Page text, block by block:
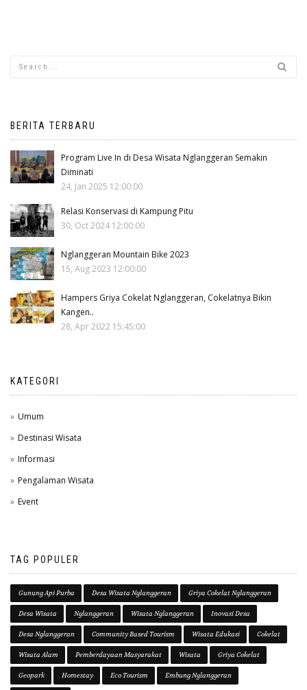
BERITA TERBARU
Program Live In di Desa Wisata Nglanggeran Semakin
Diminati
24, Jan 2025 12:00:00
Relasi Konservasi di Kampung Pitu
30, Oct 2024 12:00:00
Nglanggeran Mountain Bike 2023
15, Aug 2023 12:00:00
Hampers Griya Cokelat Nglanggeran, Cokelatnya Bikin
Kangen..
28, Apr 2022 15:45:00
KATEGORI
Umum
Destinasi Wisata
Informasi
Pengalaman Wisata
Event
TAG POPULER
Gunung Api Purba Desa Wisata Nglanggeran Griya Cokelat Nglanggeran
Desa Wisata Nglanggeran Wisata Nglanggeran Inovasi Desa
Desa Nglanggeran Community Based Tourism Wisata Edukasi Cokelat
Wisata Alam Pemberdayaan Masyarakat Wisata Griya Cokelat
Geopark Homestay Eco Tourism Embung Nglanggeran